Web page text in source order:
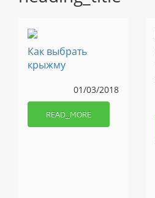
Как выбрать
крыжму
01/03/2018
READ_MORE